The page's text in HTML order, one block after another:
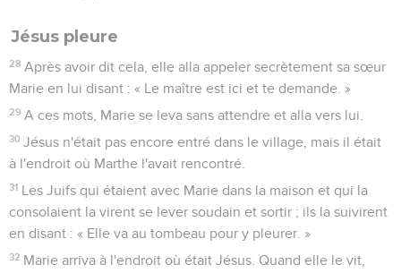
Jésus pleure
28 Après avoir dit cela, elle alla appeler secrètement sa sœur
Marie en lui disant : « Le maître est ici et te demande. »
29 A ces mots, Marie se leva sans attendre et alla vers lui.
30 Jésus n'était pas encore entré dans le village, mais il était
à l'endroit où Marthe l'avait rencontré.
31 Les Juifs qui étaient avec Marie dans la maison et qui la
consolaient la virent se lever soudain et sortir ; ils la suivirent
en disant : « Elle va au tombeau pour y pleurer. »
32 Marie arriva à l'endroit où était Jésus. Quand elle le vit,